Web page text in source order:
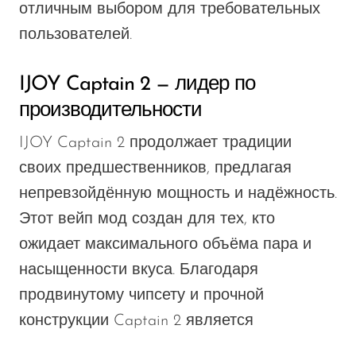
отличным выбором для требовательных
пользователей.
IJOY Captain 2 — лидер по
производительности
IJOY Captain 2 продолжает традиции
своих предшественников, предлагая
непревзойдённую мощность и надёжность.
Этот вейп мод создан для тех, кто
ожидает максимального объёма пара и
насыщенности вкуса. Благодаря
продвинутому чипсету и прочной
конструкции Captain 2 является